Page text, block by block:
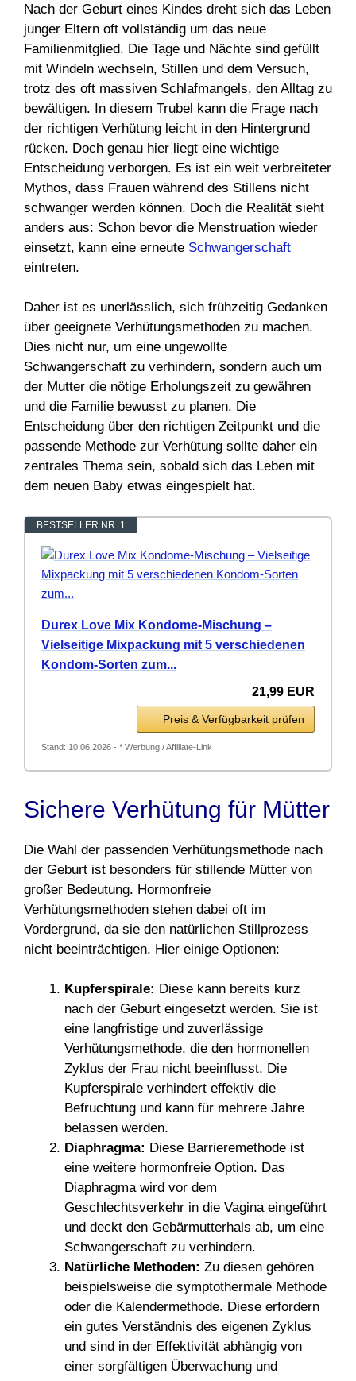
Nach der Geburt eines Kindes dreht sich das Leben
junger Eltern oft vollständig um das neue
Familienmitglied. Die Tage und Nächte sind gefüllt
mit Windeln wechseln, Stillen und dem Versuch,
trotz des oft massiven Schlafmangels, den Alltag zu
bewältigen. In diesem Trubel kann die Frage nach
der richtigen Verhütung leicht in den Hintergrund
rücken. Doch genau hier liegt eine wichtige
Entscheidung verborgen. Es ist ein weit verbreiteter
Mythos, dass Frauen während des Stillens nicht
schwanger werden können. Doch die Realität sieht
anders aus: Schon bevor die Menstruation wieder
einsetzt, kann eine erneute Schwangerschaft
eintreten.
Daher ist es unerlässlich, sich frühzeitig Gedanken
über geeignete Verhütungsmethoden zu machen.
Dies nicht nur, um eine ungewollte
Schwangerschaft zu verhindern, sondern auch um
der Mutter die nötige Erholungszeit zu gewähren
und die Familie bewusst zu planen. Die
Entscheidung über den richtigen Zeitpunkt und die
passende Methode zur Verhütung sollte daher ein
zentrales Thema sein, sobald sich das Leben mit
dem neuen Baby etwas eingespielt hat.
BESTSELLER NR. 1
Durex Love Mix Kondome-Mischung –
Vielseitige Mixpackung mit 5 verschiedenen
Kondom-Sorten zum...
21,99 EUR
Preis & Verfügbarkeit prüfen
Stand: 10.06.2026 - * Werbung / Affiliate-Link
Sichere Verhütung für Mütter
Die Wahl der passenden Verhütungsmethode nach
der Geburt ist besonders für stillende Mütter von
großer Bedeutung. Hormonfreie
Verhütungsmethoden stehen dabei oft im
Vordergrund, da sie den natürlichen Stillprozess
nicht beeinträchtigen. Hier einige Optionen:
Kupferspirale: Diese kann bereits kurz
nach der Geburt eingesetzt werden. Sie ist
eine langfristige und zuverlässige
Verhütungsmethode, die den hormonellen
Zyklus der Frau nicht beeinflusst. Die
Kupferspirale verhindert effektiv die
Befruchtung und kann für mehrere Jahre
belassen werden.
Diaphragma: Diese Barrieremethode ist
eine weitere hormonfreie Option. Das
Diaphragma wird vor dem
Geschlechtsverkehr in die Vagina eingeführt
und deckt den Gebärmutterhals ab, um eine
Schwangerschaft zu verhindern.
Natürliche Methoden: Zu diesen gehören
beispielsweise die symptothermale Methode
oder die Kalendermethode. Diese erfordern
ein gutes Verständnis des eigenen Zyklus
und sind in der Effektivität abhängig von
einer sorgfältigen Überwachung und